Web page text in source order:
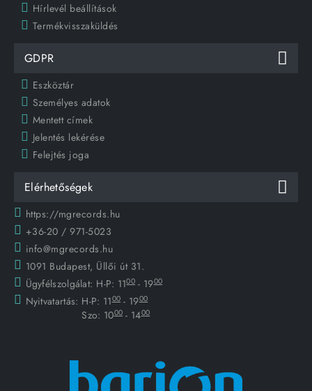
Hírlevél beállítások
Termékvisszaküldés
GDPR
Eszköztár
Személyes adatok
Mentett címek
Jelentés lekérése
Felejtés joga
Elérhetőségek
https://mgrecords.hu
+36-20 / 971-5023
info@mgrecords.hu
1091 Budapest, Üllői út 31.
Ügyfélszolgálat: H-P: 1100 - 1900
Nyitvatartás: H-P: 1100 - 1900
Szo: 1000 - 1400